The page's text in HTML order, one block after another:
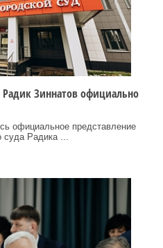
Зиннатов официально
официальное представление
суда Радика ...